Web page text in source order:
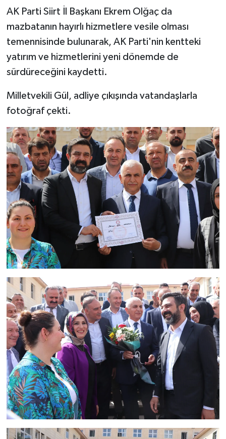
AK Parti Siirt İl Başkanı Ekrem Olğaç da
mazbatanın hayırlı hizmetlere vesile olması
temennisinde bulunarak, AK Parti'nin kentteki
yatırım ve hizmetlerini yeni dönemde de
sürdüreceğini kaydetti.
Milletvekili Gül, adliye çıkışında vatandaşlarla
fotoğraf çekti.